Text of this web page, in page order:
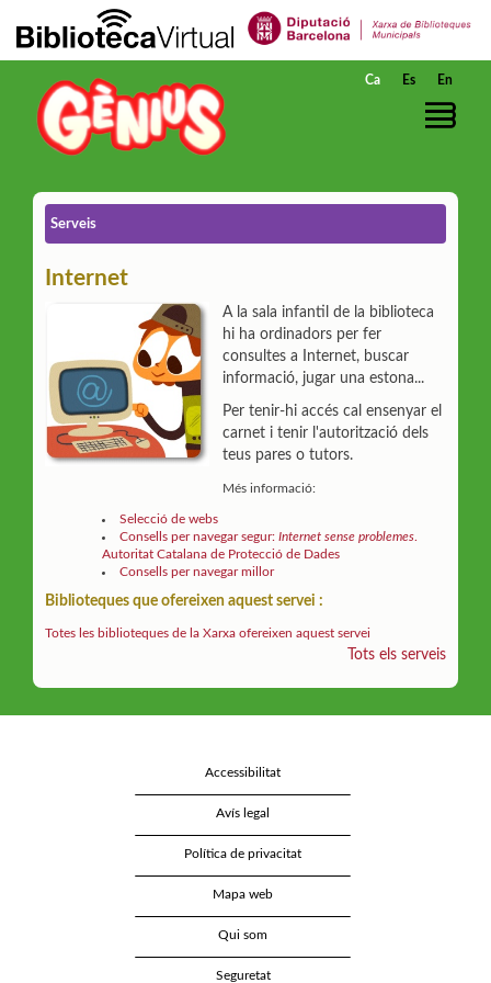
Salta al contingut principal
Ca Es En
Serveis
Internet
A la sala infantil de la biblioteca
hi ha ordinadors per fer
consultes a Internet, buscar
informació, jugar una estona...
Per tenir-hi accés cal ensenyar el
carnet i tenir l'autorització dels
teus pares o tutors.
Més informació:
Selecció de webs
Consells per navegar segur:Internet sense problemes.
Autoritat Catalana de Protecció de Dades
Consells per navegar millor
Biblioteques que ofereixen aquest servei :
Totes les biblioteques de la Xarxa ofereixen aquest servei
Tots els serveis
Accessibilitat
Avís legal
Política de privacitat
Mapa web
Qui som
Seguretat